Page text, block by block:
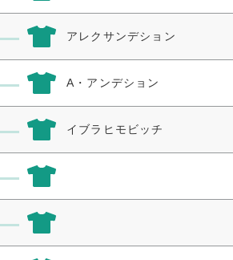
アレクサンデション
A・アンデション
イブラヒモビッチ